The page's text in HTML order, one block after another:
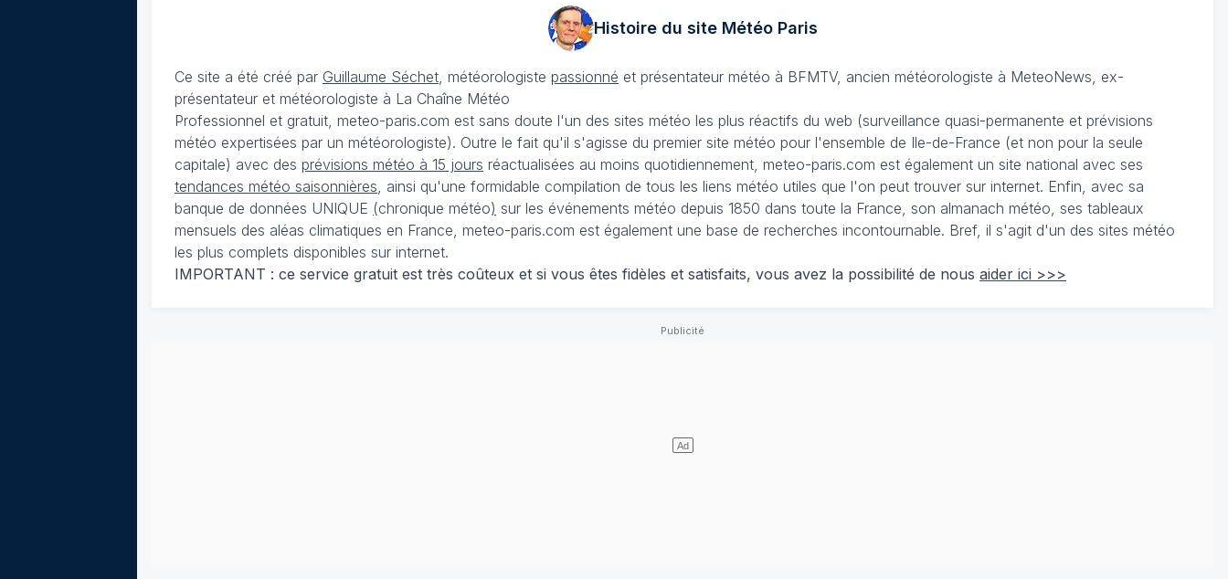
Histoire du site MétéoParis
Ce site a été créé par Guillaume Séchet , météorologiste passionné et présentateur météo à BFMTV, ancien météorologiste à MeteoNews, ex-
présentateur et météorologiste à La Chaîne Météo
Professionnel et gratuit, meteo-paris.com est sans doute l'un des sites météo les plus réactifs du web (surveillance quasi-permanente et prévisions
météo expertisées par un météorologiste). Outre le fait qu'il s'agisse du premier site météo pour l'ensemble de Ile-de-France (et non pour la seule
capitale) avec des prévisions météo à 15 jours réactualisées au moins quotidiennement, meteo-paris.com est également un site national avec ses
tendances météo saisonnières , ainsi qu'une formidable compilation de tous les liens météo utiles que l'on peut trouver sur internet. Enfin, avec sa
banque de données UNIQUE (chronique météo) sur les événements météo depuis 1850 dans toute la France, son almanach météo, ses tableaux
mensuels des aléas climatiques en France, meteo-paris.com est également une base de recherches incontournable. Bref, il s'agit d'un des sites météo
les plus complets disponibles sur internet.
IMPORTANT : ce service gratuit est très coûteux et si vous êtes fidèles et satisfaits, vous avez la possibilité de nous aider ici >>>